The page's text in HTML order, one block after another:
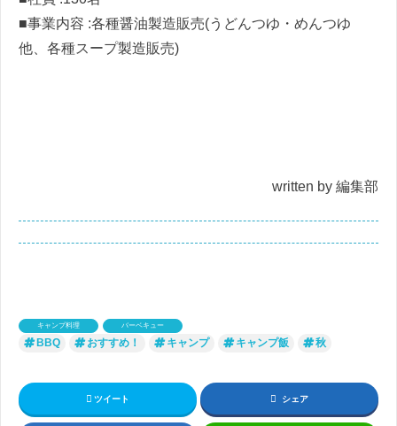
■事業内容 :各種醤油製造販売(うどんつゆ・めんつゆ
他、各種スープ製造販売)
written by 編集部
キャンプ料理 バーベキュー
BBQ おすすめ！ キャンプ キャンプ飯 秋
ツイート シェア